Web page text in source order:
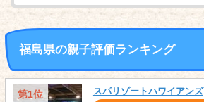
福島県の親子評価ランキング
第1位 スパリゾートハワイアンズ